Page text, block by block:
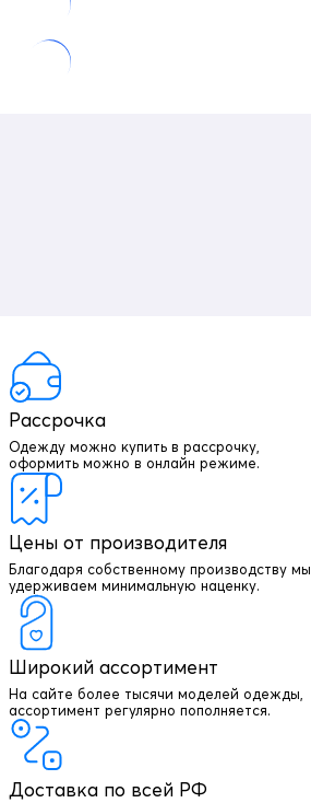
Рассрочка
Одежду можно купить в рассрочку,
оформить можно в онлайн режиме.
Цены от производителя
Благодаря собственному производству мы
удерживаем минимальную наценку.
Широкий ассортимент
На сайте более тысячи моделей одежды,
ассортимент регулярно пополняется.
Доставка по всей РФ
+7 903 003 03 79